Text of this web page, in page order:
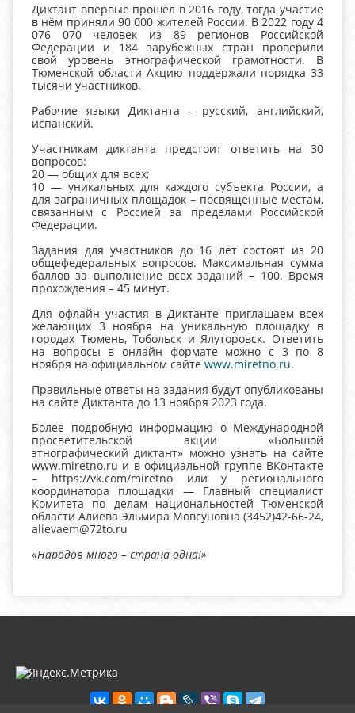
Диктант впервые прошел в 2016 году, тогда участие
в нём приняли 90 000 жителей России. В 2022 году 4
076 070 человек из 89 регионов Российской
Федерации и 184 зарубежных стран проверили
свой уровень этнографической грамотности. В
Тюменской области Акцию поддержали порядка 33
тысячи участников.
Рабочие языки Диктанта – русский, английский,
испанский.
Участникам диктанта предстоит ответить на 30
вопросов:
20 — общих для всех;
10 — уникальных для каждого субъекта России, а
для заграничных площадок – посвященные местам,
связанным с Россией за пределами Российской
Федерации.
Задания для участников до 16 лет состоят из 20
общефедеральных вопросов. Максимальная сумма
баллов за выполнение всех заданий – 100. Время
прохождения – 45 минут.
Для офлайн участия в Диктанте приглашаем всех
желающих 3 ноября на уникальную площадку в
городах Тюмень, Тобольск и Ялуторовск. Ответить
на вопросы в онлайн формате можно с 3 по 8
ноября на официальном сайте www.miretno.ru.
Правильные ответы на задания будут опубликованы
на сайте Диктанта до 13 ноября 2023 года.
Более подробную информацию о Международной
просветительской акции «Большой
этнографический диктант» можно узнать на сайте
www.miretno.ru и в официальной группе ВКонтакте
– https://vk.com/miretno или у регионального
координатора площадки — Главный специалист
Комитета по делам национальностей Тюменской
области Алиева Эльмира Мовсуновна (3452)42-66-24,
alievaem@72to.ru
«Народов много – страна одна!»